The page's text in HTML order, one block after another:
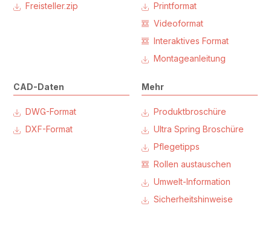
Freisteller.zip
Printformat
Videoformat
Interaktives Format
Montageanleitung
CAD-Daten
DWG-Format
DXF-Format
Mehr
Produktbroschüre
Ultra Spring Broschüre
Pflegetipps
Rollen austauschen
Umwelt-Information
Sicherheitshinweise